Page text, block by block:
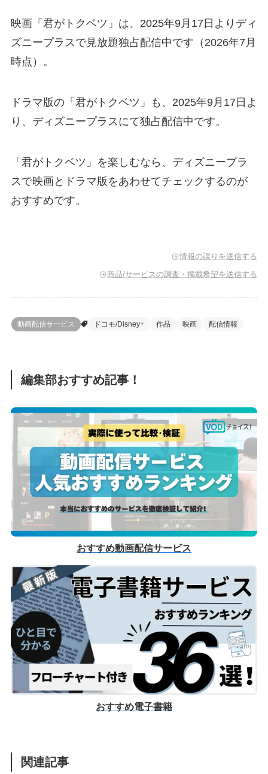
映画「君がトクベツ」は、2025年9月17日よりディ
ズニープラスで見放題独占配信中です（2026年7月
時点）。
ドラマ版の「君がトクベツ」も、2025年9月17日よ
り、ディズニープラスにて独占配信中です。
「君がトクベツ」を楽しむなら、ディズニープラ
スで映画とドラマ版をあわせてチェックするのが
おすすめです。
情報の誤りを送信する
商品/サービスの調査・掲載希望を送信する
動画配信サービス ドコモ/Disney+ 作品 映画 配信情報
編集部おすすめ記事！
おすすめ動画配信サービス
おすすめ電子書籍
関連記事